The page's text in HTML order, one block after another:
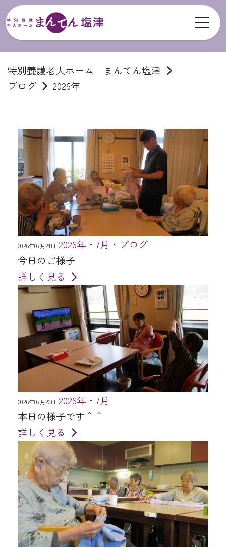
特別養護老人ホーム まんてん塩津
ブログ
2026年
2026年07月24日 2026年・7月・ブログ
今日のご様子
詳しく見る
2026年07月22日 2026年・7月
本日の様子です＾＾
詳しく見る